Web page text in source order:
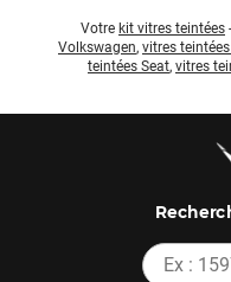
Votre kit vitres teintées -
Volkswagen, vitres
teintées Seat, vitres